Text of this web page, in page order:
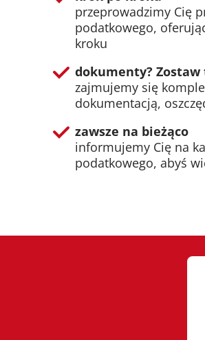
przeprowadzimy Cię
podatkowego,
kroku
dokumenty? Zostaw
zajmujemy się
dokumentacją,
zawsze na bieżąco
informujemy Cię na
podatkowego, abyś